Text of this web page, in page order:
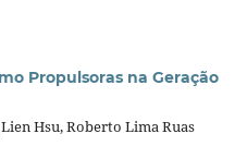
Propulsoras na Geração
Hsu, Roberto Lima Ruas